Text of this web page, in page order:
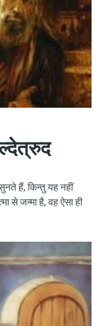
हैं, किन्तु यह नहीं
से जन्मा है, वह ऐसा ही